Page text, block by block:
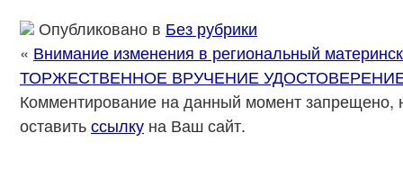
Опубликовано в Без рубрики
« Внимание изменения в региональный
ТОРЖЕСТВЕННОЕ ВРУЧЕНИЕ
Комментирование на данный момент запрещено,
оставитьссылку на Ваш сайт.